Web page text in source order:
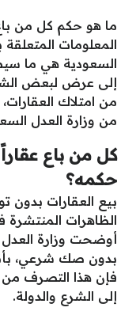
ما هو حكم كل من
المعلومات المتعلقة
السعودية هي ما
إلى عرض لبعض
من امتلاك
من وزارة العدل
كل من باع
حكمه؟
بيع العقارات
الظاهرات المنتشرة
أوضحت وزارة
بدون صك شرعي،
فإن هذا التصرف من
إلى الشرع والدولة.